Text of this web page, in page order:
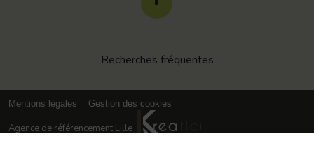
Recherches fréquentes
Mentions légales Gestion des cookies
Agence de référencement Lille